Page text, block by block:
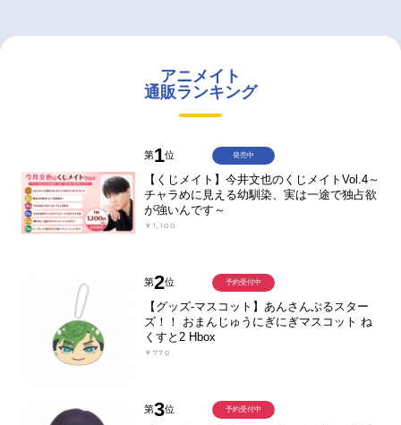
アニメイト
通販ランキング
第1位
【くじメイト】今井文也のくじメイトVol.4～
チャラめに見える幼馴染、実は一途で独占欲
が強いんです～
￥1,100
発売中
第2位
【グッズ-マスコット】あんさんぶるスター
ズ！！ おまんじゅうにぎにぎマスコット ね
くすと2 Hbox
￥770
予約受付中
第3位 予約受付中